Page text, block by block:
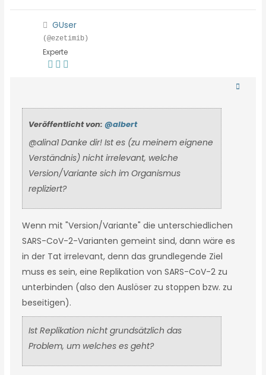
GUser
(@ezetimib)
Experte
Veröffentlicht von: @albert
@alina1 Danke dir! Ist es (zu meinem eignene
Verständnis) nicht irrelevant, welche
Version/Variante sich im Organismus
repliziert?
Wenn mit "Version/Variante" die unterschiedlichen
SARS-CoV-2-Varianten gemeint sind, dann wäre es
in der Tat irrelevant, denn das grundlegende Ziel
muss es sein, eine Replikation von SARS-CoV-2 zu
unterbinden (also den Auslöser zu stoppen bzw. zu
beseitigen).
Ist Replikation nicht grundsätzlich das
Problem, um welches es geht?